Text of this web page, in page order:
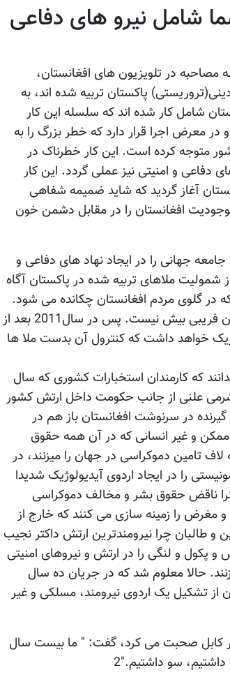
شامل نیرو های دفاعی
مصاحبه در تلویزیون های افغانستان،
پاکستان تربیه شده اند، به
شامل کار شده اند که سلسله این کار
و در معرض اجرا قرار دارد که خطر بزرگ را به
متوجه کرده است. این کار خطرناک در
دفاعی و امنیتی نیز عملی گردد. این کار
آغاز گردید که شاید ضمیمه شفاهی
افغانستان را در مقابل دشمن خون
جهانی را در ایجاد نهاد های دفاعی و
ملاهای تربیه شده در پاکستان آگاه
در گلوی مردم افغانستان چکانده می شود.
معلوم می شود وعده های ایجاد ارتش مسلکی در افغانستان فریبی بیش نیست. پس در سال2011 بعد از
خواهد داشت که کنترول آن بدست ملا ها
که کارمندان استخبارات کشوری که سال
علنی از جانب حکومت داخل ارتش کشور
در سرنوشت افغانستان باز هم در
ناممکن و غیر انسانی که در آن همه حقوق
تامین دموکراسی در جهان را میزنند، در
را در ایجاد اردوی آیدیولوژیک شدیدا
آنرا ناقض حقوق بشر و مخالف دموکراسی
و مغرض را زمینه سازی می کنند که خارج از
طالبان چرا نیرومندترین ارتش داکتر نجیب
و پکول و لنگی را در ارتش و نیروهای امنیتی
حالا معلوم شد که در جریان ده سال
از تشکیل یک اردوی نیرومند، مسلکی و غیر
کابل صحبت می کرد، گفت: " ما بیست سال